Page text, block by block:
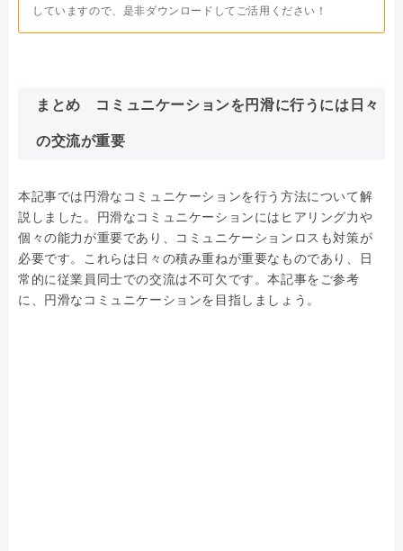
していますので、是非ダウンロードしてご活用ください！
まとめ コミュニケーションを円滑に行うには日々
の交流が重要
本記事では円滑なコミュニケーションを行う方法について解
説しました。円滑なコミュニケーションにはヒアリング力や
個々の能力が重要であり、コミュニケーションロスも対策が
必要です。これらは日々の積み重ねが重要なものであり、日
常的に従業員同士での交流は不可欠です。本記事をご参考
に、円滑なコミュニケーションを目指しましょう。